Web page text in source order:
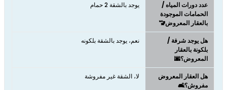
عدد دورات المياه /
الحمامات الموجودة
بالعقار المعروض🚾
يوجد بالشقة 2 حمام
هل يوجد شرفة /
بلكونة بالعقار
المعروض؟🌆
نعم، يوجد بالشقة بلكونه
هل العقار المعروض
مفروش؟🛋️
لا، الشقة غير مفروشة